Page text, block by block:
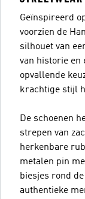
Geïnspireerd
voorzien de
silhouet van
van historie en
opvallende
krachtige stijl
De schoenen
strepen van
herkenbare
metalen pin
biesjes rond
authentieke